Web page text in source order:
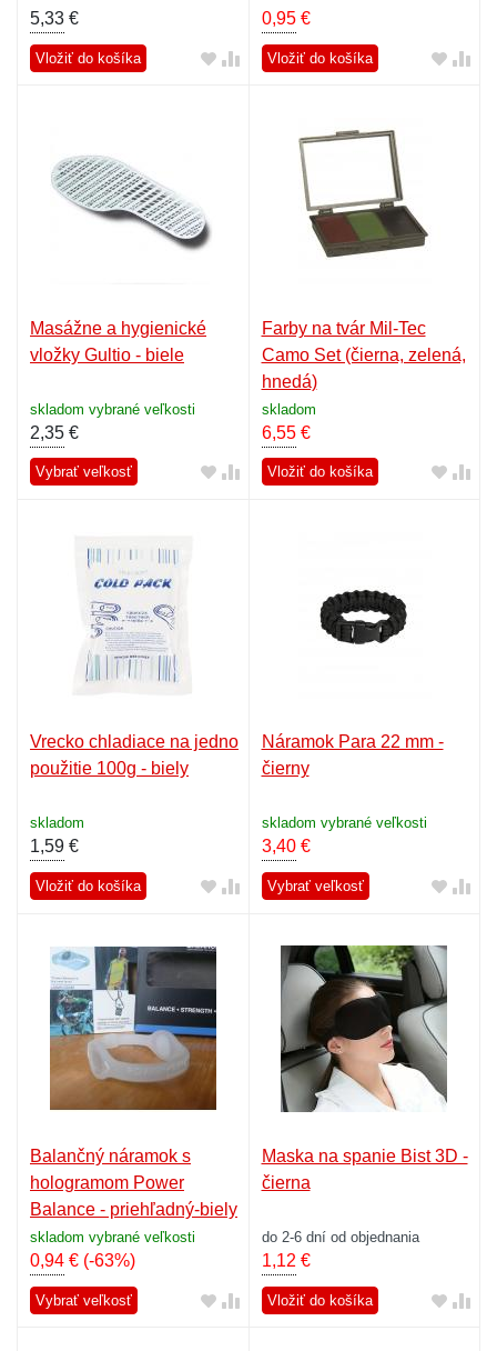
5,33 €
Vložiť do košíka
0,95€
Vložiť do košíka
Masážne a hygienické
vložky Gultio - biele
skladom vybrané veľkosti
2,35 €
Vybrať veľkosť
Farby na tvár Mil-Tec
Camo Set (čierna, zelená,
hnedá)
skladom
6,55€
Vložiť do košíka
Vrecko chladiace na jedno
použitie 100g - biely
skladom
1,59 €
Vložiť do košíka
Náramok Para 22 mm -
čierny
skladom vybrané veľkosti
3,40€
Vybrať veľkosť
Balančný náramok s
hologramom Power
Balance - priehľadný-biely
skladom vybrané veľkosti
0,94 € (-63%)
Vybrať veľkosť
Maska na spanie Bist 3D -
čierna
do 2-6 dní od objednania
1,12 €
Vložiť do košíka